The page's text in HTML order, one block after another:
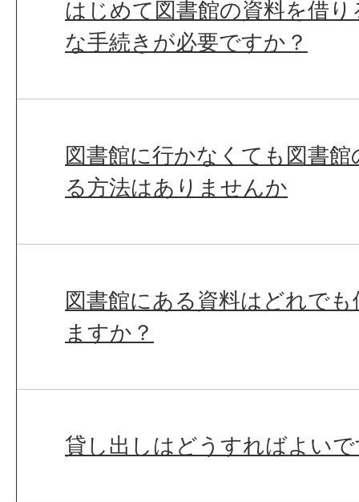
はじめて図書館の資料を借
な手続きが必要ですか？
図書館に行かなくても図書
る方法はありませんか
図書館にある資料はどれで
ますか？
貸し出しはどうすればよい